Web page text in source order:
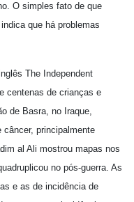
O simples fato de que
que há problemas
The Independent
centenas de crianças e
de Basra, no Iraque,
câncer, principalmente
al Ali mostrou mapas nos
no pós-guerra. As
e as de incidência de